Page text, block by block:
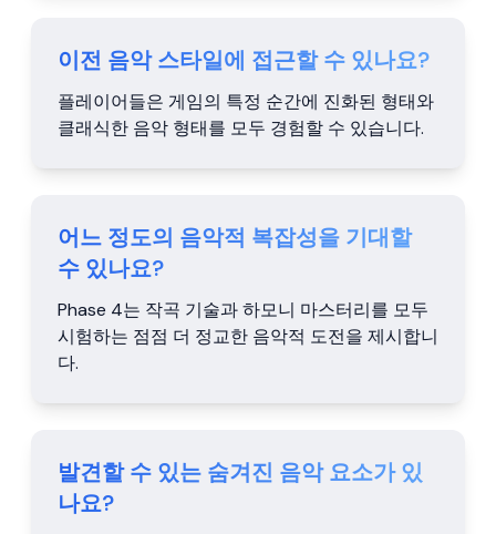
이전 음악 스타일에 접근할 수 있나요?
플레이어들은 게임의 특정 순간에 진화된 형태와
클래식한 음악 형태를 모두 경험할 수 있습니다.
어느 정도의 음악적 복잡성을 기대할
수 있나요?
Phase 4는 작곡 기술과 하모니 마스터리를 모두
시험하는 점점 더 정교한 음악적 도전을 제시합니
다.
발견할 수 있는 숨겨진 음악 요소가 있
나요?